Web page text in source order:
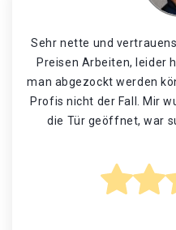
Sehr nette und
Preisen Arbeiten, leider
man abgezockt werden
Profis nicht der Fall. Mir
die Tür geöffnet, war